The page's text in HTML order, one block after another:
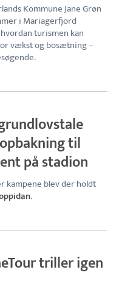
Kommune Jane Grøn
i Mariagerfjord
turismen kan
vækst og bosætning –
til
på stadion
kampene blev der holdt
.
triller igen